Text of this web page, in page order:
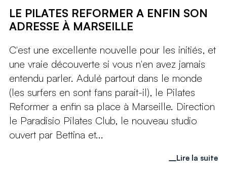
LE PILATES REFORMER A ENFIN SON
ADRESSE À MARSEILLE
C'est une excellente nouvelle pour les initiés, et
une vraie découverte si vous n'en avez jamais
entendu parler. Adulé partout dans le monde
(les surfers en sont fans parait-il), le Pilates
Reformer a enfin sa place à Marseille. Direction
le Paradisio Pilates Club, le nouveau studio
ouvert par Bettina et...
Lire la suite